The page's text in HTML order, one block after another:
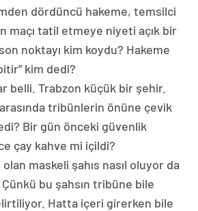
dördüncü hakeme, temsilci
maçı tatil etmeye niyeti açık bir
noktayı kim koydu? Hakeme
kim dedi?
belli. Trabzon küçük bir şehir.
tribünlerin önüne çevik
Bir gün önceki güvenlik
çay kahve mi içildi?
olan maskeli şahıs nasıl oluyor da
bu şahsın tribüne bile
Hatta içeri girerken bile